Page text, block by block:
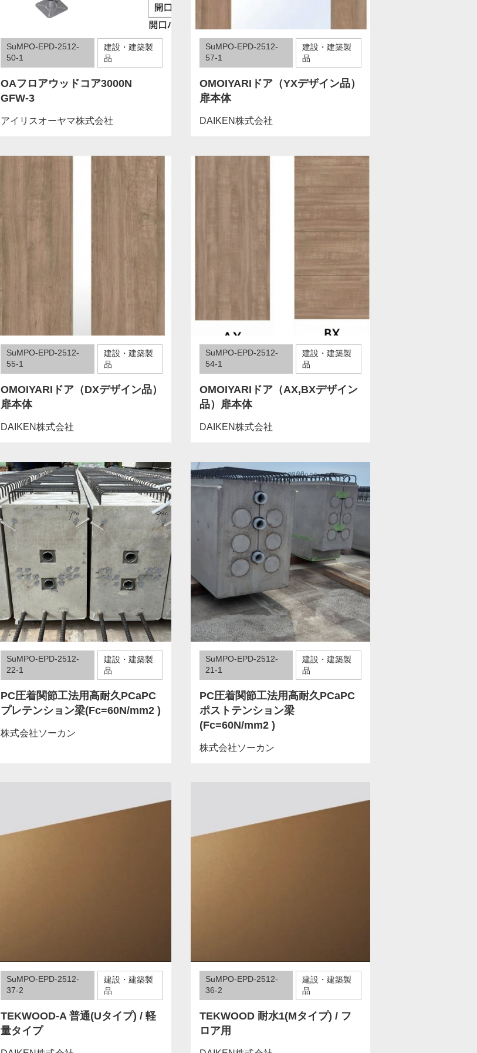
SuMPO-EPD-2512-
50-1
建設・建築製
品
OAフロアウッドコア3000N
GFW-3
アイリスオーヤマ株式会社
SuMPO-EPD-2512-
57-1
建設・建築製
品
OMOIYARIドア（YXデザイン品）
扉本体
DAIKEN株式会社
SuMPO-EPD-2512-
55-1
建設・建築製
品
OMOIYARIドア（DXデザイン品）
扉本体
DAIKEN株式会社
SuMPO-EPD-2512-
54-1
建設・建築製
品
OMOIYARIドア（AX,BXデザイン
品）扉本体
DAIKEN株式会社
SuMPO-EPD-2512-
22-1
建設・建築製
品
PC圧着関節工法用高耐久PCaPC
プレテンション梁(Fc=60N/mm2 )
株式会社ソーカン
SuMPO-EPD-2512-
21-1
建設・建築製
品
PC圧着関節工法用高耐久PCaPC
ポストテンション梁
(Fc=60N/mm2 )
株式会社ソーカン
SuMPO-EPD-2512-
37-2
建設・建築製
品
TEKWOOD-A 普通(Uタイプ) / 軽
量タイプ
SuMPO-EPD-2512-
36-2
建設・建築製
品
TEKWOOD 耐水1(Mタイプ) / フ
ロア用